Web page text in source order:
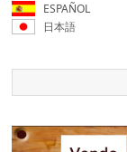
ESPAÑOL
日本語